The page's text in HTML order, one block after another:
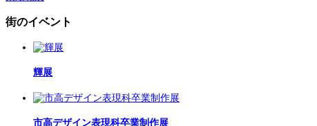
街のイベント
輝展
市高デザイン表現科卒業制作展